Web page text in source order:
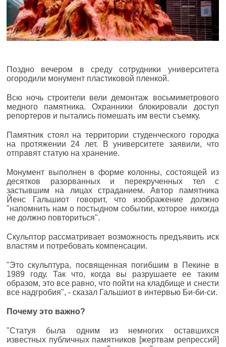
Поздно вечером в среду сотрудники университета
огородили монумент пластиковой пленкой.
Всю ночь строители вели демонтаж восьмиметрового
медного памятника. Охранники блокировали доступ
репортеров и пытались помешать им вести съемку.
Памятник стоял на территории студенческого городка
на протяжении 24 лет. В университете заявили, что
отправят статую на хранение.
Монумент выполнен в форме колонны, состоящей из
десятков разорванных и перекрученных тел с
застывшим на лицах страданием. Автор памятника
Йенс Гальшиот говорит, что изображение должно
"напомнить нам о постыдном событии, которое никогда
не должно повториться".
Скульптор рассматривает возможность предъявить иск
властям и потребовать компенсации.
"Это скульптура, посвященная погибшим в Пекине в
1989 году. Так что, когда вы разрушаете ее таким
образом, это все равно, что пойти на кладбище и снести
все надгробия", - сказал Гальшиот в интервью Би-би-си.
Почему это важно?
"Статуя была одним из немногих оставшихся
известных публичных памятников [жертвам репрессий]